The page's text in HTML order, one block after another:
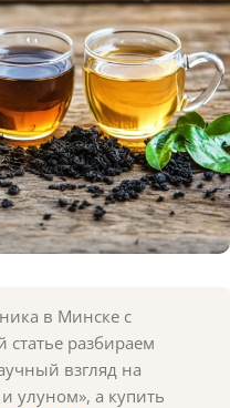
в Минске с
статье разбираем
взгляд на
улуном», а купить